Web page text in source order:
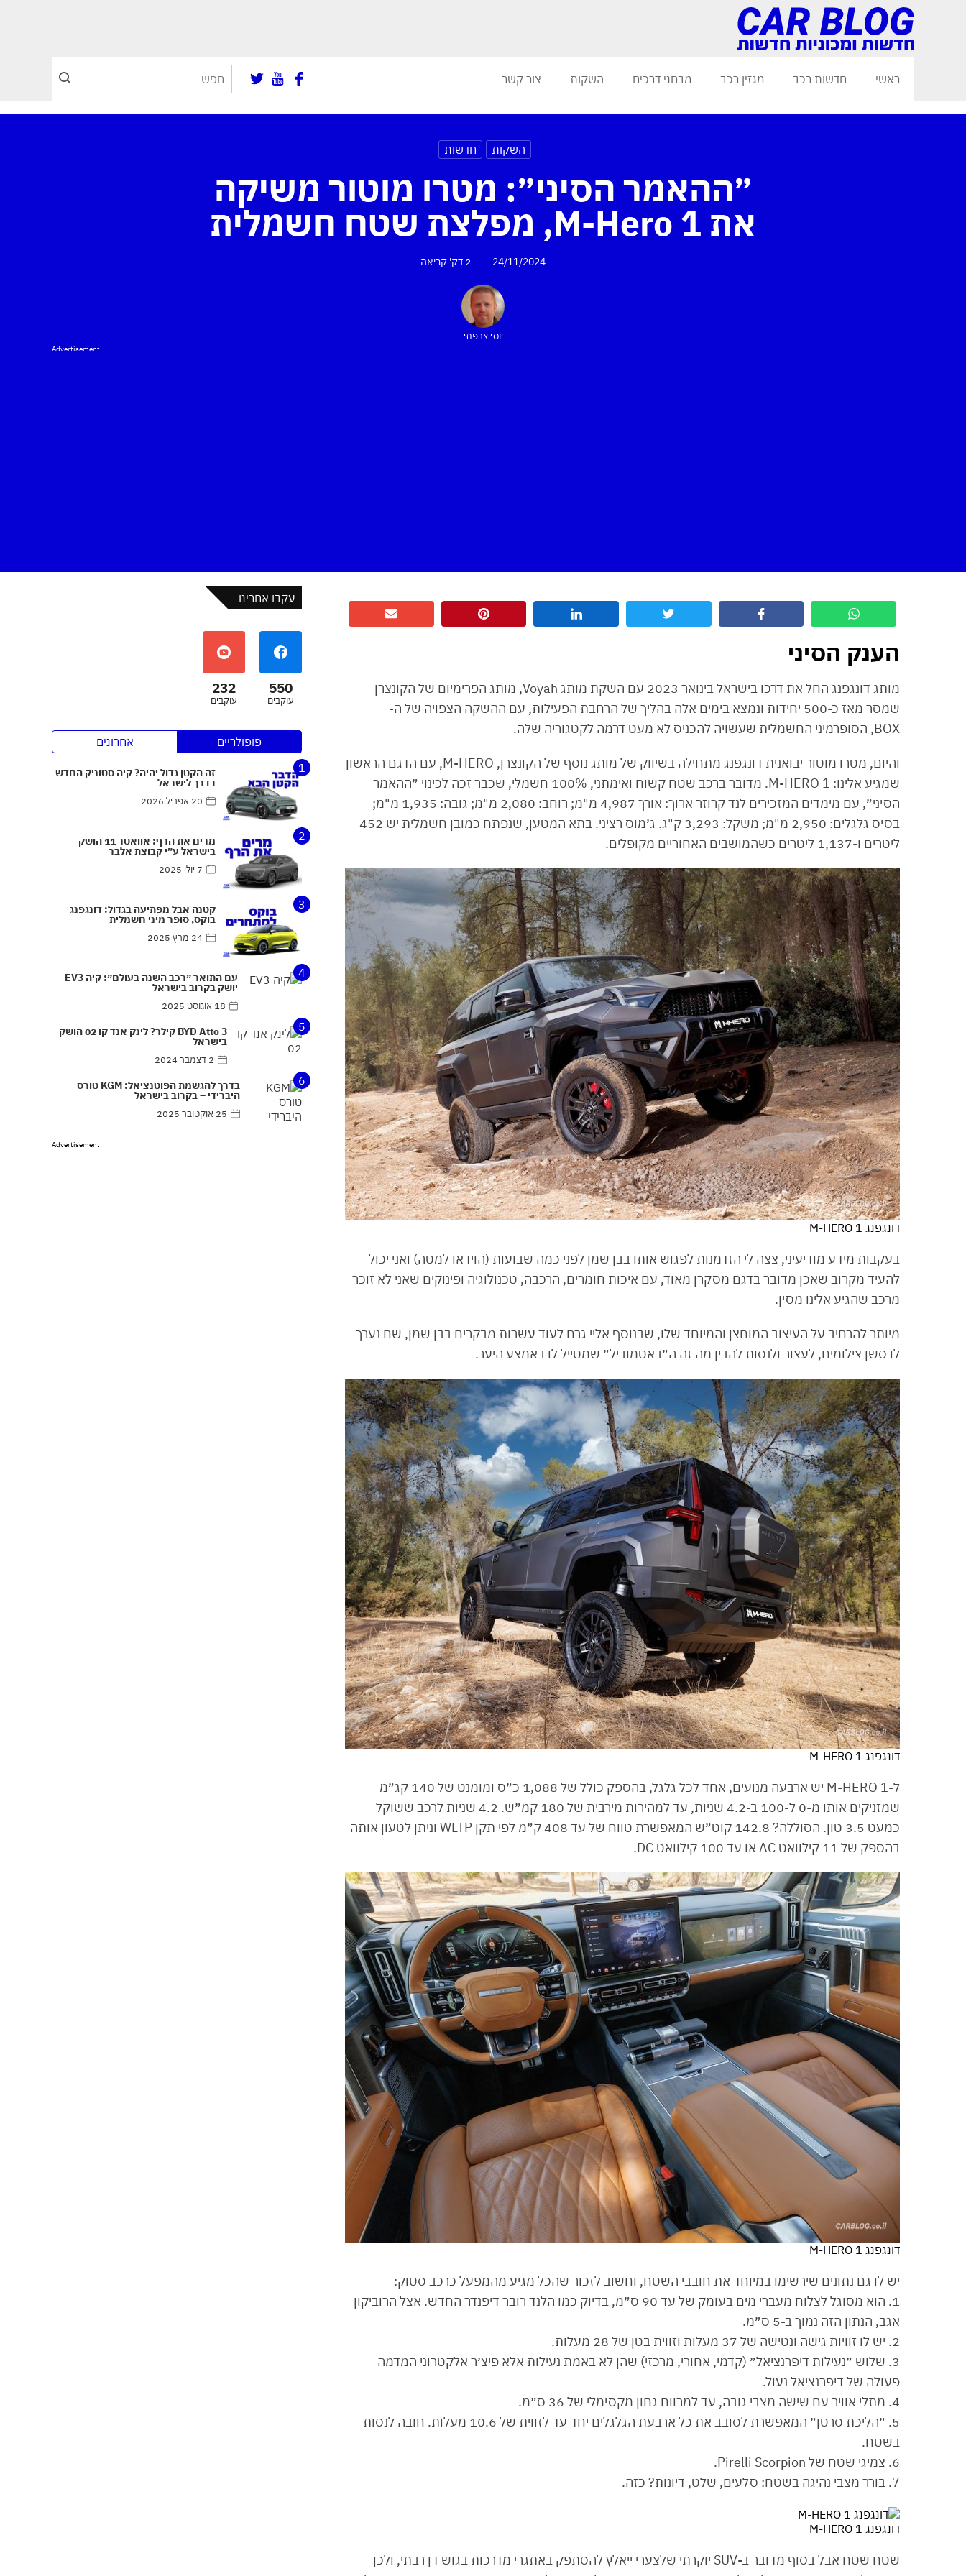
ראשי חדשות רכב מגזין רכב מבחני דרכים השקות צור קשר
השקות חדשות
״ההאמר הסיני״: מטרו מוטור משיקה
את M-Hero 1, מפלצת שטח חשמלית
24/11/2024 2 דק' קריאה
יוסי צרפתי
Advertisement
הענק הסיני
מותג דונגפנג החל את דרכו בישראל בינואר 2023 עם השקת מותג Voyah, מותג הפרימיום של הקונצרן
שמסר מאז כ-500 יחידות ונמצא בימים אלה בהליך של הרחבת הפעילות, עם
ההשקה הצפויה של ה-
BOX, הסופרמיני החשמלית שעשויה להכניס לא מעט דרמה לקטגוריה שלה.
והיום, מטרו מוטור יבואנית דונגפנג מתחילה בשיווק של מותג נוסף של הקונצרן, M-HERO, עם הדגם הראשון
שמגיע אלינו: M-HERO 1. מדובר ברכב שטח קשוח ואימתני, 100% חשמלי, שכבר זכה לכינוי ״ההאמר
הסיני״, עם מימדים המזכירים לנד קרוזר ארוך: אורך 4,987 מ"מ; רוחב: 2,080 מ"מ; גובה: 1,935 מ"מ;
בסיס גלגלים: 2,950 מ"מ; משקל: 3,293 ק"ג. ג׳מוס רציני. בתא המטען, שנפתח כמובן חשמלית יש 452
ליטרים ו-1,137 ליטרים כשהמושבים האחוריים מקופלים.
דונגפנג M-HERO 1
בעקבות מידע מודיעיני, צצה לי הזדמנות לפגוש אותו בבן שמן לפני כמה שבועות (הוידאו למטה) ואני יכול
להעיד מקרוב שאכן מדובר בדגם מסקרן מאוד, עם איכות חומרים, הרכבה, טכנולוגיה ופינוקים שאני לא זוכר
מרכב שהגיע אלינו מסין.
מיותר להרחיב על העיצוב המוחצן והמיוחד שלו, שבנוסף אליי גרם לעוד עשרות מבקרים בבן שמן, שם נערך
לו סשן צילומים, לעצור ולנסות להבין מה זה ה״באטמוביל״ שמטייל לו באמצע היער.
דונגפנג M-HERO 1
ל-M-HERO 1 יש ארבעה מנועים, אחד לכל גלגל, בהספק כולל של 1,088 כ״ס ומומנט של 140 קג״מ
שמזניקים אותו מ-0 ל-100 ב-4.2 שניות, עד למהירות מירבית של 180 קמ״ש. 4.2 שניות לרכב ששוקל
כמעט 3.5 טון. הסוללה? 142.8 קוט״ש המאפשרת טווח של עד 408 ק״מ לפי תקן WLTP וניתן לטעון אותה
בהספק של 11 קילוואט AC או עד 100 קילוואט DC.
דונגפנג M-HERO 1
יש לו גם נתונים שירשימו במיוחד את חובבי השטח, וחשוב לזכור שהכל מגיע מהמפעל כרכב סטוק:
1. הוא מסוגל לצלוח מעברי מים בעומק של עד 90 ס״מ, בדיוק כמו הלנד רובר דיפנדר החדש. אצל הרוביקון
אגב, הנתון הזה נמוך ב-5 ס״מ.
2. יש לו זוויות גישה ונטישה של 37 מעלות וזווית בטן של 28 מעלות.
3. שלוש ״נעילות דיפרנציאל״ (קדמי, אחורי, מרכזי) שהן לא באמת נעילות אלא פיצ׳ר אלקטרוני המדמה
פעולה של דיפרנציאל נעול.
4. מתלי אוויר עם שישה מצבי גובה, עד למרווח גחון מקסימלי של 36 ס״מ.
5. ״הליכת סרטן״ המאפשרת לסובב את כל ארבעת הגלגלים יחד עד לזווית של 10.6 מעלות. חובה לנסות
בשטח.
6. צמיגי שטח של Pirelli Scorpion.
7. בורר מצבי נהיגה בשטח: סלעים, שלט, דיונות? כזה.
דונגפנג M-HERO 1
שטח שטח אבל בסוף מדובר ב-SUV יוקרתי שלצערי ייאלץ להסתפק באתגרי מדרכות בגוש דן רבתי, ולכן
עקבו אחרינו
550
עוקבים
232
עוקבים
פופולריים
אחרונים
1
זה הקטן גדול יהיה? קיה סטוניק החדש
בדרך לישראל
20 אפריל 2026
2 מרים את הרף: אוואטר 11 הושק
בישראל ע״י קבוצת אלבר
7 יולי 2025
3 קטנה אבל מפתיעה בגדול: דונגפנג
בוקס, סופר מיני חשמלית
24 מרץ 2025
4 עם התואר ״רכב השנה בעולם״: קיה EV3
יושק בקרוב בישראל
18 אוגוסט 2025
5 BYD Atto 3 קילר? לינק אנד קו 02 הושק
בישראל
2 דצמבר 2024
6 בדרך להגשמת הפוטנציאל: KGM טורס
היברידי – בקרוב בישראל
25 אוקטובר 2025
Advertisement